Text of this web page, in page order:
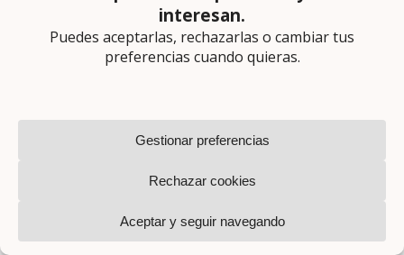
Alianza
Primera
22
Harry